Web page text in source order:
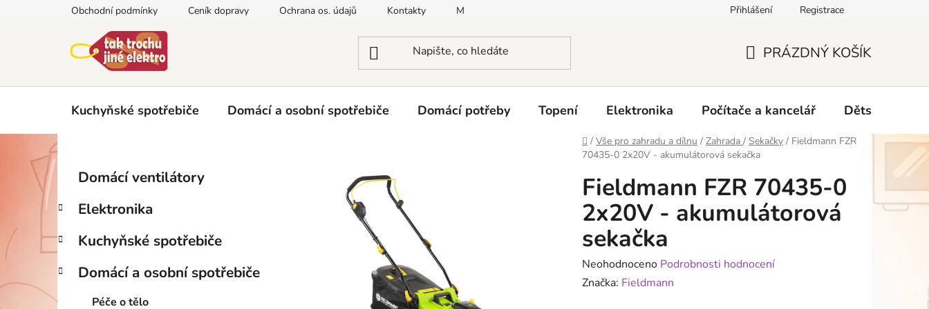
Obchodní podmínky Ceník dopravy Ochrana os. údajů Kontakty Moje objednávka Přihlášení Registrace
KOŠÍK
PRÁZDNÝ KOŠÍK
Kuchyňské spotřebiče Domácí a osobní spotřebiče Domácí potřeby Topení Elektronika Počítače a kancelář Dětské zboží
Domů
/ Vše pro zahradu a dílnu / Zahrada / Sekačky / Fieldmann FZR
70435-0 2x20V - akumulátorová sekačka
s
r
a
n
n
Přeskočit
kategorie
e
o
r
i
Domácí ventilátory
Elektronika
Kuchyňské spotřebiče
Domácí a osobní spotřebiče
Péče o tělo
Fieldmann FZR 70435-0
2x20V - akumulátorová
sekačka
Průměrné
hodnocení
Neohodnoceno Podrobnosti hodnocení
Značka: Fieldmann